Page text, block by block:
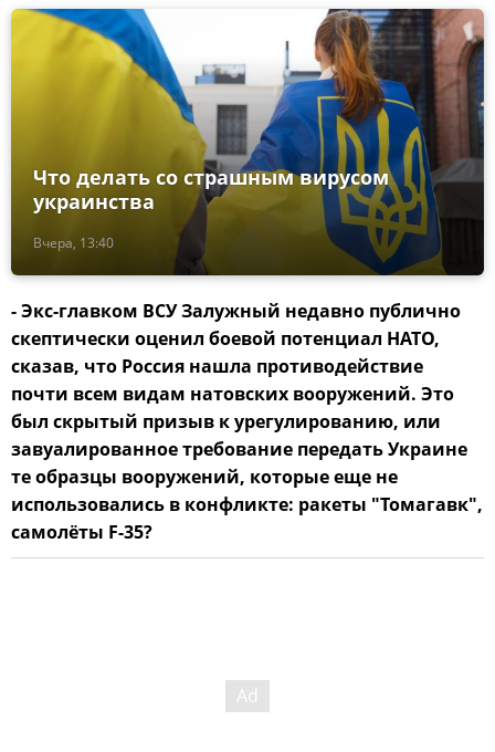
Вчера, 13:40
Что делать со страшным вирусом
украинства
- Экс-главком ВСУ Залужный недавно публично
скептически оценил боевой потенциал НАТО,
сказав, что Россия нашла противодействие
почти всем видам натовских вооружений. Это
был скрытый призыв к урегулированию, или
завуалированное требование передать Украине
те образцы вооружений, которые еще не
использовались в конфликте: ракеты "Томагавк",
самолёты F-35?